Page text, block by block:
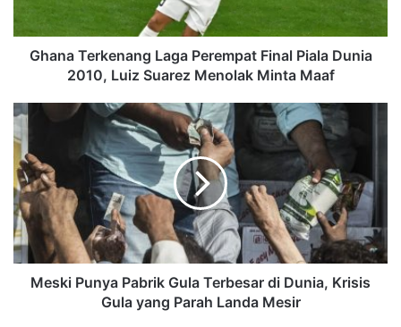
Ghana Terkenang Laga Perempat Final Piala Dunia
2010, Luiz Suarez Menolak Minta Maaf
Meski Punya Pabrik Gula Terbesar di Dunia, Krisis
Gula yang Parah Landa Mesir